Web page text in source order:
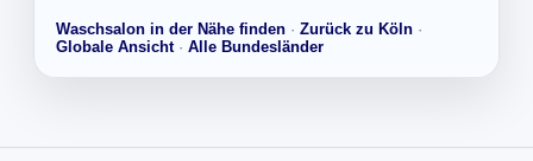
Waschsalon in der Nähe finden · Zurück zu Köln ·
Globale Ansicht· Alle Bundesländer